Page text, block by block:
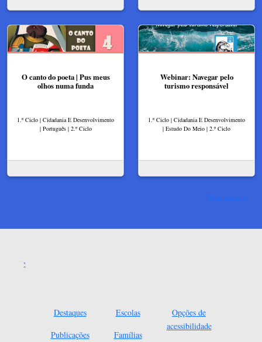
O canto do poeta | Pus meus
olhos numa funda
1.º Ciclo | Cidadania E Desenvolvimento
| Português | 2.º Ciclo
Webinar: Navegar pelo
turismo responsável
1.º Ciclo | Cidadania E Desenvolvimento
| Estudo Do Meio | 2.º Ciclo
Ver mais
Destaques
Publicações
Escolas
Famílias
Opções de
acessibilidade